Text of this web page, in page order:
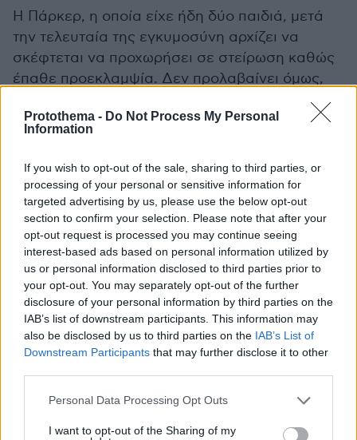
Protothema - Do Not Process My Personal
Information
If you wish to opt-out of the sale, sharing to third parties, or
processing of your personal or sensitive information for
targeted advertising by us, please use the below opt-out
section to confirm your selection. Please note that after your
opt-out request is processed you may continue seeing
interest-based ads based on personal information utilized by
us or personal information disclosed to third parties prior to
your opt-out. You may separately opt-out of the further
disclosure of your personal information by third parties on the
IAB’s list of downstream participants. This information may
also be disclosed by us to third parties on the IAB’s List of
Downstream Participants that may further disclose it to other
Please note that this website/app uses one or more Google
not limited to your visit or usage behaviour. You may click to
Personal Data Processing Opt Outs
I want to opt-out of the Sharing of my
Η Πάρκερ, η οποία είχε ήδη δύο παιδιά, μετά
την τελευταία της εγκυμοσύνη αρχίζει να
σκέφτεται να προχωρήσει σε στείρωση καθώς
έπαθε προεκλαμψία. Δεν προλαβαίνει όμως,
και το 2015, επισκέπτεται τον γιατρό της λόγω
αιμορραγίας. Εκείνος διαπιστώνει ότι η Πάρκερ
υστερεκτομή, με αποτέλεσμα να χάσει οριστικά
τη δυνατότητα να κάνει παιδιά.
Τον Ιούλιο του 2019 η Πάρκερ γνωρίζει τον
κυνηγό αγριόχοιρων Γουέιντ Γκρίφιν σε ένα
τοπικό ροντέο και οι δύο τους ξεκινούν μια
σχέση. Εκείνη του λέει ψέματα ότι είναι
κληρονόμος μιας περιουσίας αξίας 6
εκατομμυρίων δολαρίων. Τον Σεπτέμβριο του
2019, η Τζέσικα Μπρουκς προσλαμβάνει την
απαθανατίσει με τον φωτογραφικό της φακό,
τον αρραβώνα του συγκεκριμένου ζευγαριού.